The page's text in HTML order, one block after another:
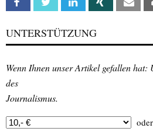
UNTERSTÜTZUNG
Wenn Ihnen unser Artikel gefallen hat:
des
Journalismus.
oder